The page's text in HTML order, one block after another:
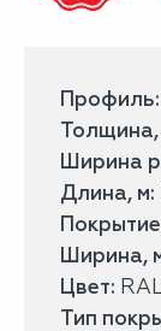
Профиль:
Толщина,
Ширина
Длина, м:
Ширина,
Цвет:
Тип